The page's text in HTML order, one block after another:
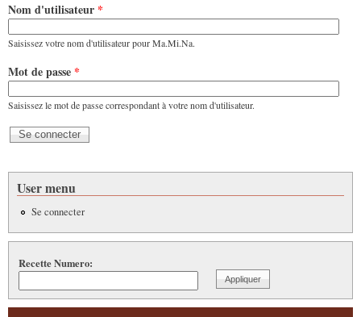
Nom d'utilisateur *
Saisissez votre nom d'utilisateur pour Ma.Mi.Na.
Mot de passe *
Saisissez le mot de passe correspondant à votre nom d'utilisateur.
User menu
Se connecter
Recette Numero: